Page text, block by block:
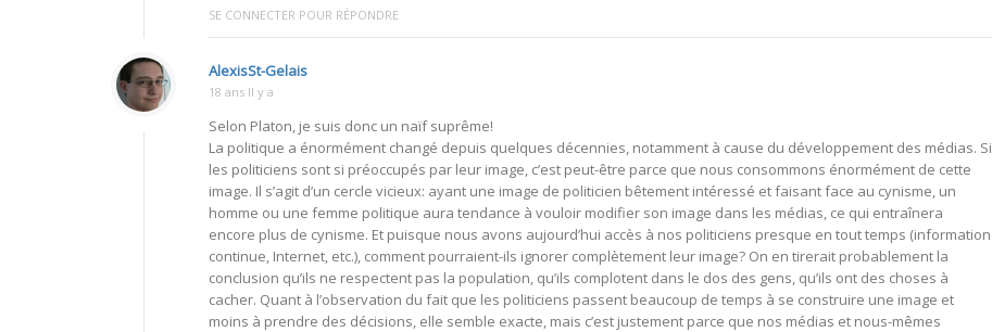
SE CONNECTER POUR RÉPONDRE
AlexisSt-Gelais
18 ans Il y a
Selon Platon, je suis donc un naïf suprême!
La politique a énormément changé depuis quelques décennies, notamment à cause du développement des médias. Si
les politiciens sont si préoccupés par leur image, c’est peut-être parce que nous consommons énormément de cette
image. Il s’agit d’un cercle vicieux: ayant une image de politicien bêtement intéressé et faisant face au cynisme, un
homme ou une femme politique aura tendance à vouloir modifier son image dans les médias, ce qui entraînera
encore plus de cynisme. Et puisque nous avons aujourd’hui accès à nos politiciens presque en tout temps (information
continue, Internet, etc.), comment pourraient-ils ignorer complètement leur image? On en tirerait probablement la
conclusion qu’ils ne respectent pas la population, qu’ils complotent dans le dos des gens, qu’ils ont des choses à
cacher. Quant à l’observation du fait que les politiciens passent beaucoup de temps à se construire une image et
moins à prendre des décisions, elle semble exacte, mais c’est justement parce que nos médias et nous-mêmes